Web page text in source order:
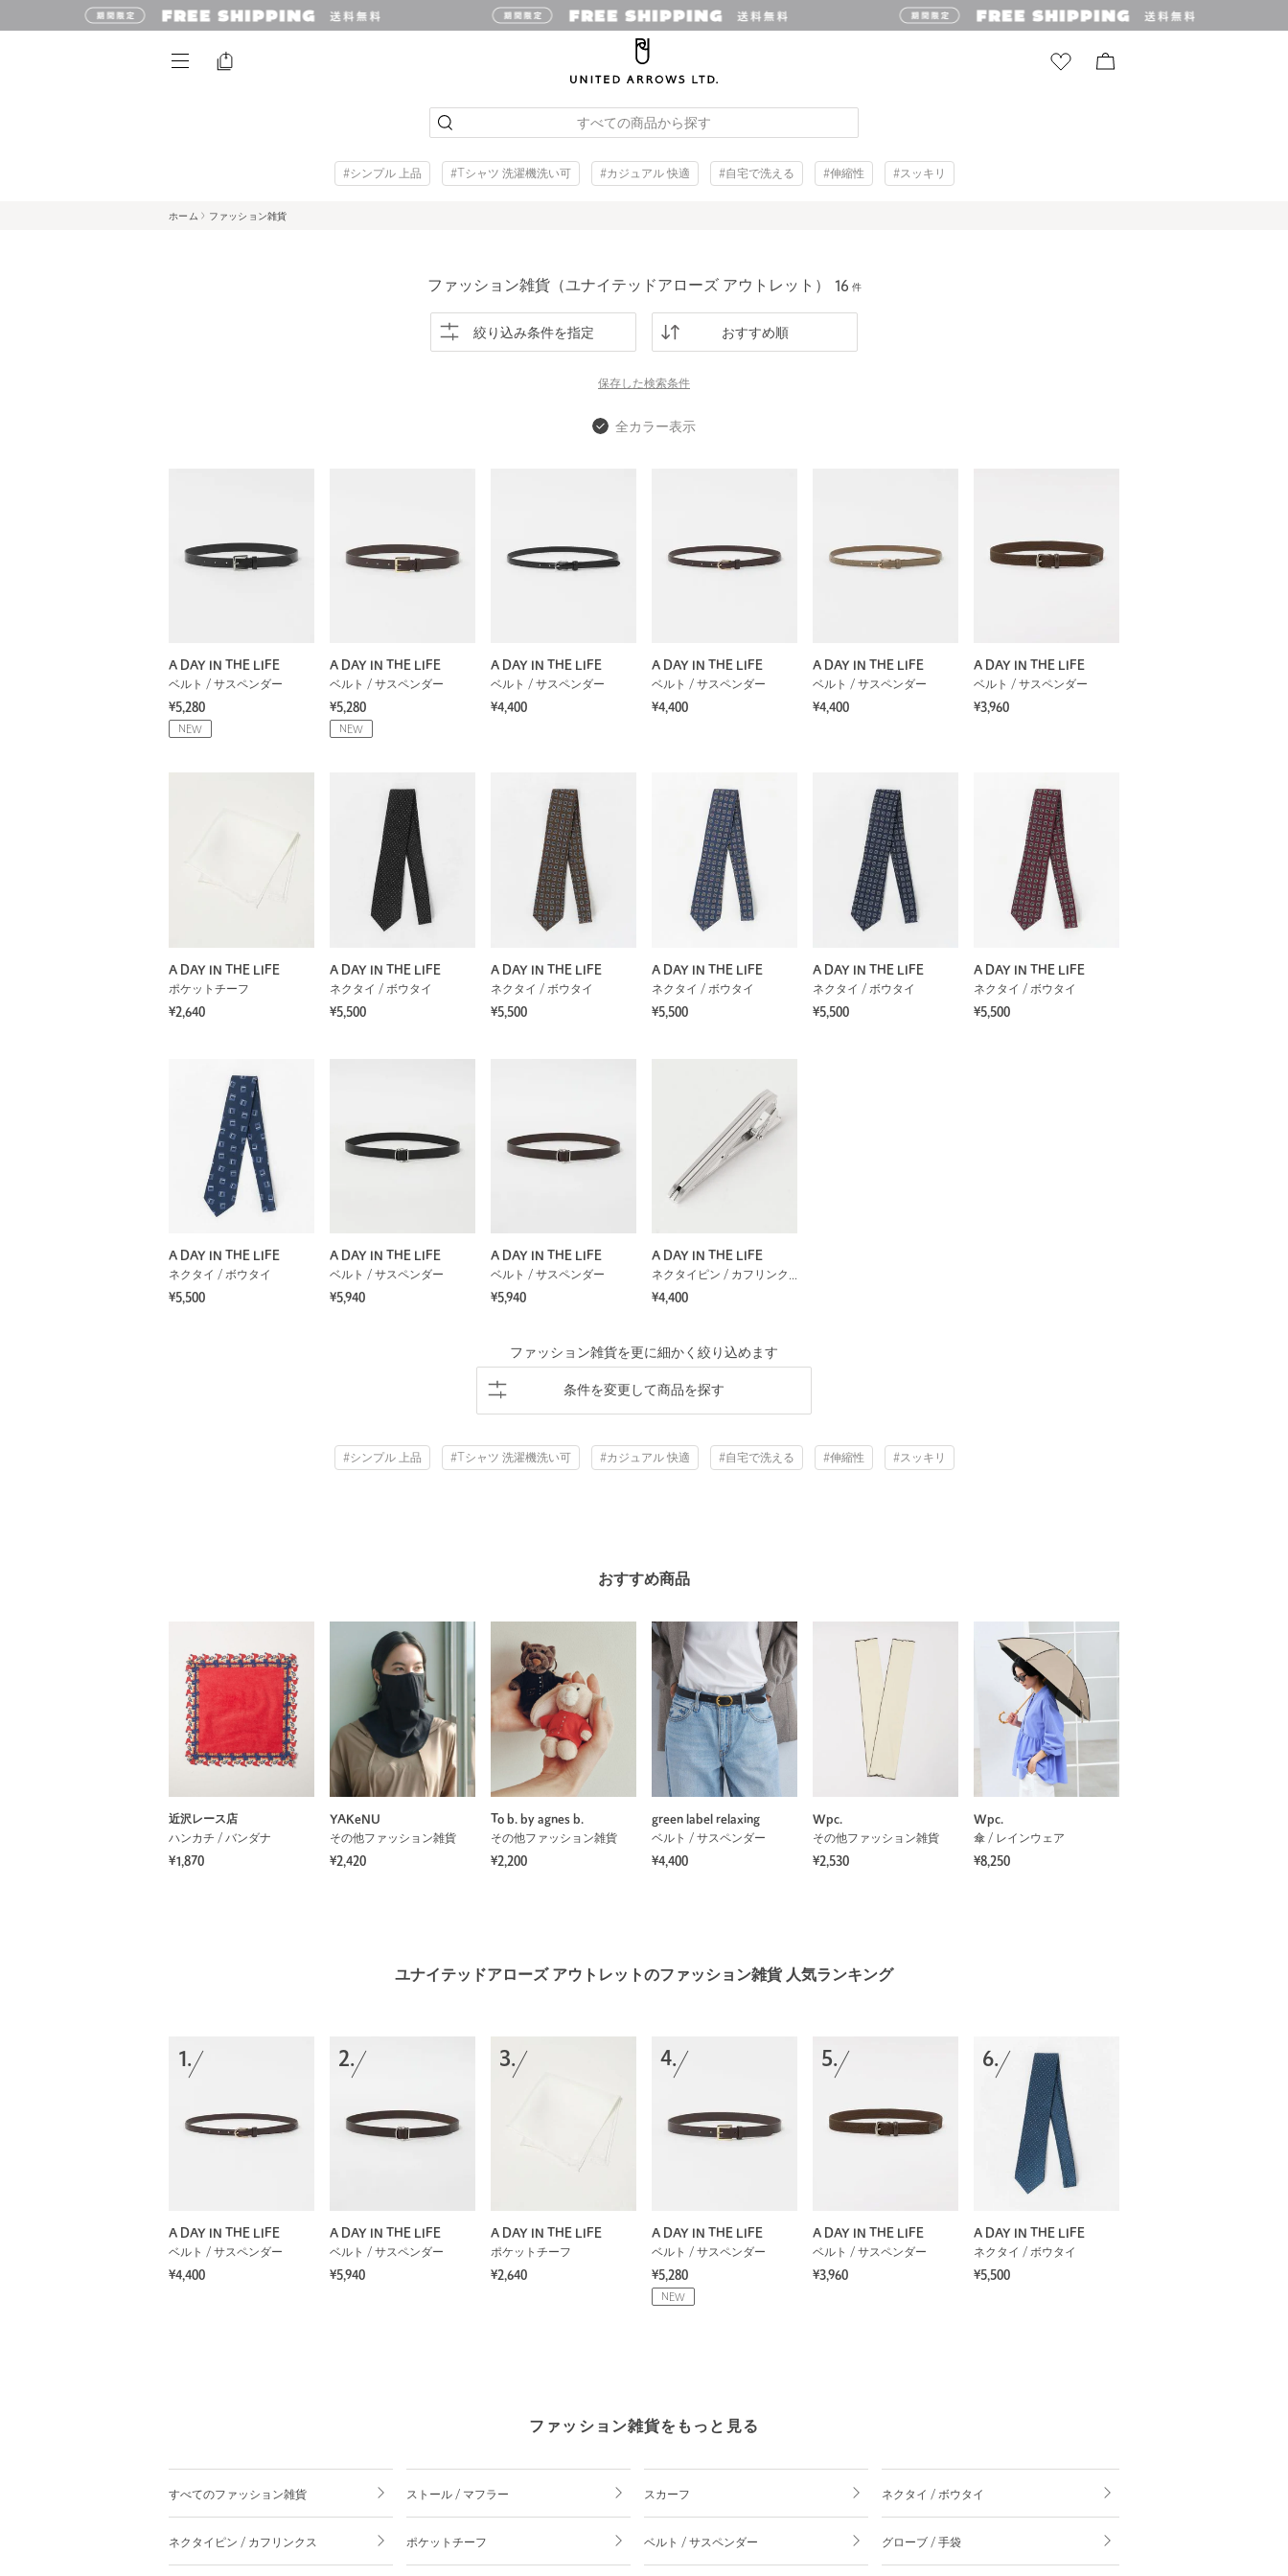
すべての商品から探す
#シンプル 上品 #Tシャツ 洗濯機洗い可 #カジュアル 快適 #自宅で洗える #伸縮性 #スッキリ
ホーム ファッション雑貨
ファッション雑貨（ユナイテッドアローズ アウトレット） 16 件
絞り込み条件を指定 おすすめ順
保存した検索条件
全カラー表示
A DAY IN THE LIFE
ベルト / サスペンダー
¥5,280
NEW
A DAY IN THE LIFE
ベルト / サスペンダー
¥5,280
NEW
A DAY IN THE LIFE
ベルト / サスペンダー
¥4,400
A DAY IN THE LIFE
ベルト / サスペンダー
¥4,400
A DAY IN THE LIFE
ベルト / サスペンダー
¥4,400
A DAY IN THE LIFE
ベルト / サスペンダー
¥3,960
A DAY IN THE LIFE
ポケットチーフ
¥2,640
A DAY IN THE LIFE
ネクタイ / ボウタイ
¥5,500
A DAY IN THE LIFE
ネクタイ / ボウタイ
¥5,500
A DAY IN THE LIFE
ネクタイ / ボウタイ
¥5,500
A DAY IN THE LIFE
ネクタイ / ボウタイ
¥5,500
A DAY IN THE LIFE
ネクタイ / ボウタイ
¥5,500
A DAY IN THE LIFE
ネクタイ / ボウタイ
¥5,500
A DAY IN THE LIFE
ベルト / サスペンダー
¥5,940
A DAY IN THE LIFE
ベルト / サスペンダー
¥5,940
A DAY IN THE LIFE
ネクタイピン / カフリンクス
¥4,400
ファッション雑貨を更に細かく絞り込めます
条件を変更して商品を探す
#シンプル 上品 #Tシャツ 洗濯機洗い可 #カジュアル 快適 #自宅で洗える #伸縮性 #スッキリ
おすすめ商品
近沢レース店
ハンカチ / バンダナ
¥1,870
YAKeNU
その他ファッション雑貨
¥2,420
To b. by agnes b.
その他ファッション雑貨
¥2,200
green label relaxing
ベルト / サスペンダー
¥4,400
Wpc.
その他ファッション雑貨
¥2,530
Wpc.
傘 / レインウェア
¥8,250
ユナイテッドアローズ アウトレットのファッション雑貨 人気ランキング
1.
A DAY IN THE LIFE
ベルト / サスペンダー
¥4,400
2.
A DAY IN THE LIFE
ベルト / サスペンダー
¥5,940
3.
A DAY IN THE LIFE
ポケットチーフ
¥2,640
4.
A DAY IN THE LIFE
ベルト / サスペンダー
¥5,280
NEW
5.
A DAY IN THE LIFE
ベルト / サスペンダー
¥3,960
6.
A DAY IN THE LIFE
ネクタイ / ボウタイ
¥5,500
ファッション雑貨をもっと見る
すべてのファッション雑貨 ストール / マフラー スカーフ ネクタイ / ボウタイ
ネクタイピン / カフリンクス ポケットチーフ ベルト / サスペンダー グローブ / 手袋